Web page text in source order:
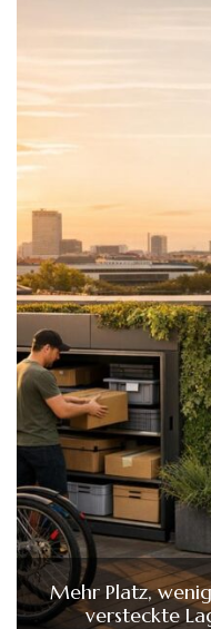
Mehr Platz,
versteckte